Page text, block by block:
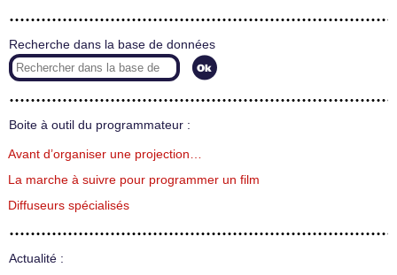
Recherche dans la base de données
Boite à outil du programmateur :
Avant d’organiser une projection…
La marche à suivre pour programmer un film
Diffuseurs spécialisés
Actualité :